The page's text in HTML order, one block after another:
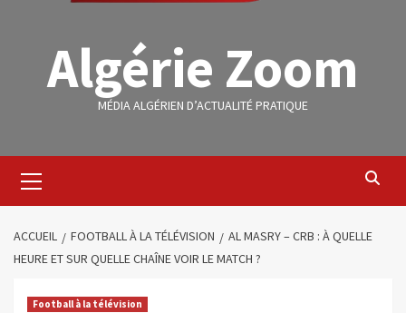
Algérie Zoom
MÉDIA ALGÉRIEN D’ACTUALITÉ PRATIQUE
ACCUEIL FOOTBALL À LA TÉLÉVISION
AL MASRY – CRB : À QUELLE
HEURE ET SUR QUELLE CHAÎNE VOIR LE MATCH ?
Football à la télévision